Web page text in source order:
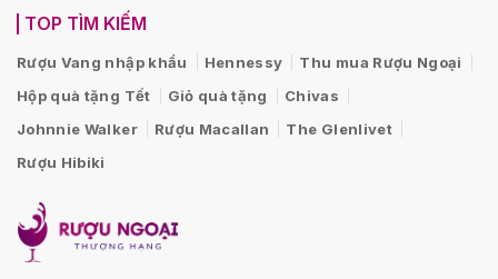
TOP TÌM KIẾM
Rượu Vang nhập khẩu Hennessy
Thu mua Rượu Ngoại
Hộp quà tặng Tết
Giỏ quà tặng
Chivas
Johnnie Walker
Rượu Macallan
The Glenlivet
Rượu Hibiki